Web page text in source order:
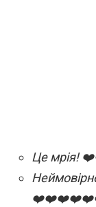
Це мрія!